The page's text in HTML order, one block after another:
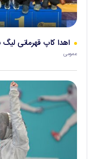
اهدا کاپ قهرمانی
عمومی